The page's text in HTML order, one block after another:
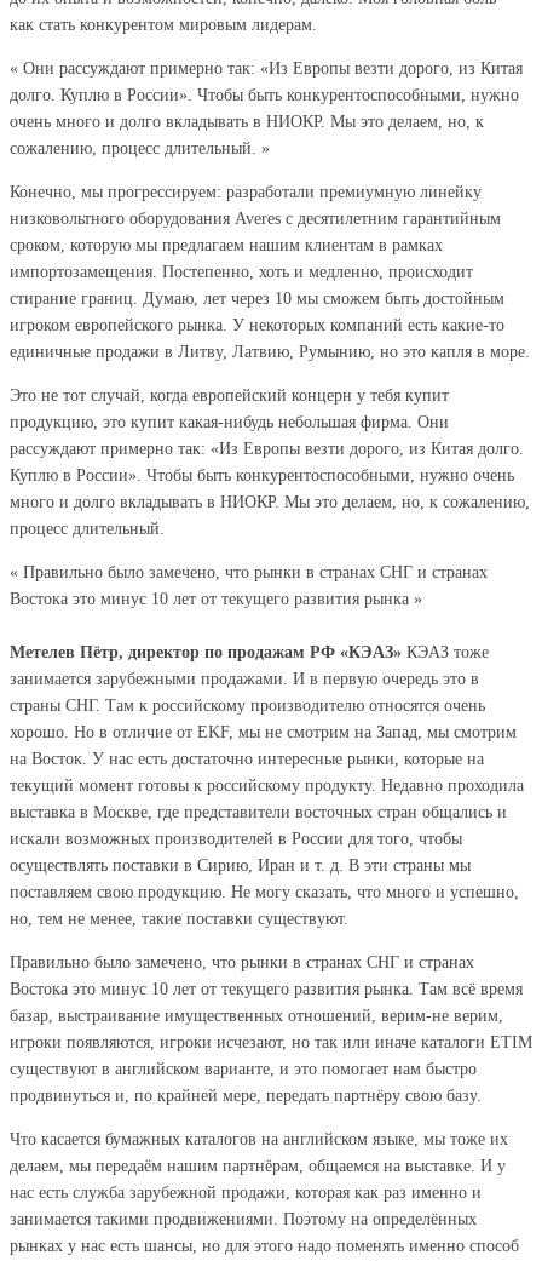
как стать конкурентом мировым лидерам.
« Они рассуждают примерно так: «Из Европы везти дорого, из Китая
долго. Куплю в России». Чтобы быть конкурентоспособными, нужно
очень много и долго вкладывать в НИОКР. Мы это делаем, но, к
сожалению, процесс длительный. »
Конечно, мы прогрессируем: разработали премиумную линейку
низковольтного оборудования Averes с десятилетним гарантийным
сроком, которую мы предлагаем нашим клиентам в рамках
импортозамещения. Постепенно, хоть и медленно, происходит
стирание границ. Думаю, лет через 10 мы сможем быть достойным
игроком европейского рынка. У некоторых компаний есть какие-то
единичные продажи в Литву, Латвию, Румынию, но это капля в море.
Это не тот случай, когда европейский концерн у тебя купит
продукцию, это купит какая-нибудь небольшая фирма. Они
рассуждают примерно так: «Из Европы везти дорого, из Китая долго.
Куплю в России». Чтобы быть конкурентоспособными, нужно очень
много и долго вкладывать в НИОКР. Мы это делаем, но, к сожалению,
процесс длительный.
« Правильно было замечено, что рынки в странах СНГ и странах
Востока это минус 10 лет от текущего развития рынка »
Метелев Пётр, директор по продажам РФ «КЭАЗ» КЭАЗ тоже
занимается зарубежными продажами. И в первую очередь это в
страны СНГ. Там к российскому производителю относятся очень
хорошо. Но в отличие от EKF, мы не смотрим на Запад, мы смотрим
на Восток. У нас есть достаточно интересные рынки, которые на
текущий момент готовы к российскому продукту. Недавно проходила
выставка в Москве, где представители восточных стран общались и
искали возможных производителей в России для того, чтобы
осуществлять поставки в Сирию, Иран и т. д. В эти страны мы
поставляем свою продукцию. Не могу сказать, что много и успешно,
но, тем не менее, такие поставки существуют.
Правильно было замечено, что рынки в странах СНГ и странах
Востока это минус 10 лет от текущего развития рынка. Там всё время
базар, выстраивание имущественных отношений, верим-не верим,
игроки появляются, игроки исчезают, но так или иначе каталоги ETIM
существуют в английском варианте, и это помогает нам быстро
продвинуться и, по крайней мере, передать партнёру свою базу.
Что касается бумажных каталогов на английском языке, мы тоже их
делаем, мы передаём нашим партнёрам, общаемся на выставке. И у
нас есть служба зарубежной продажи, которая как раз именно и
занимается такими продвижениями. Поэтому на определённых
рынках у нас есть шансы, но для этого надо поменять именно способ